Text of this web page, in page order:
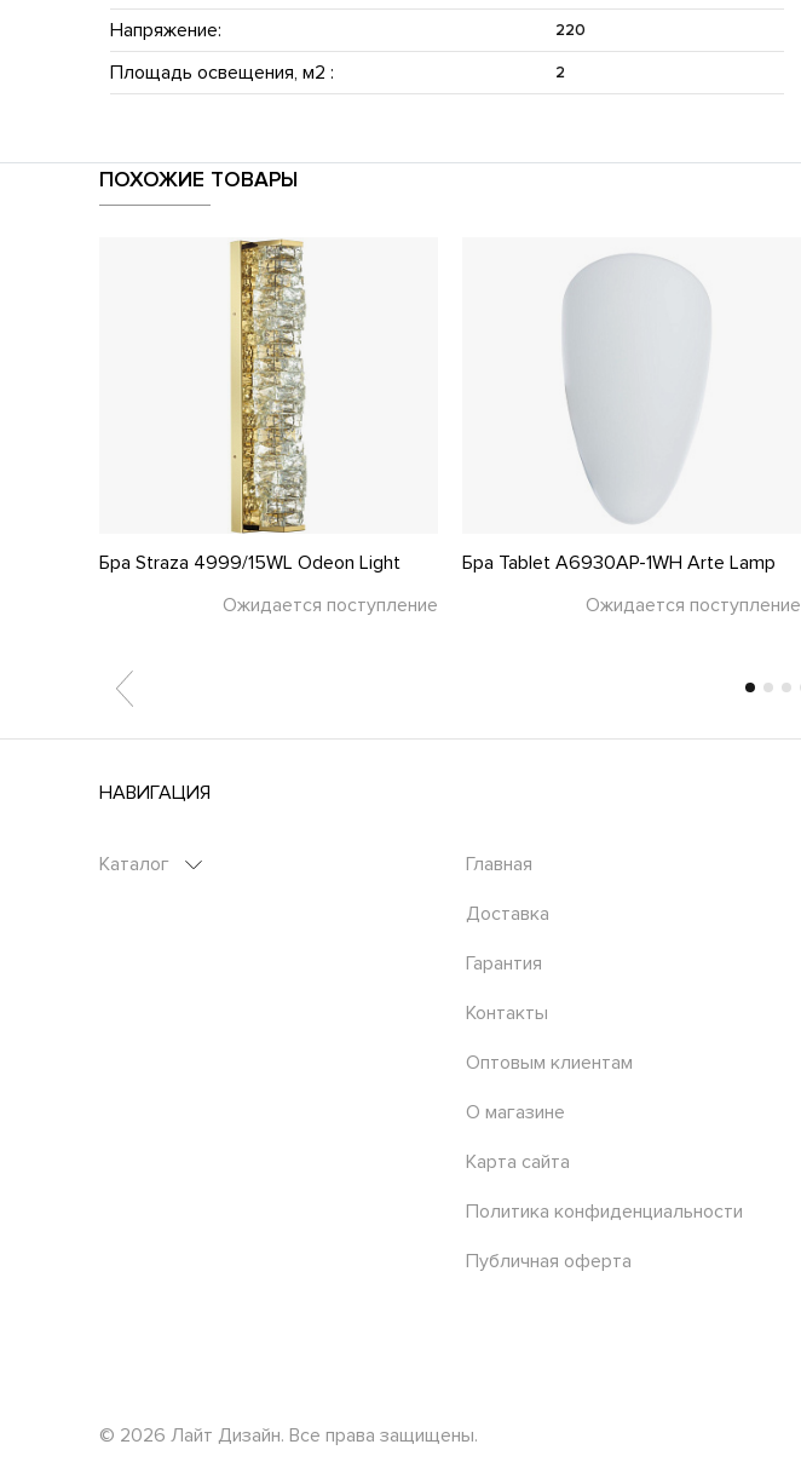
Напряжение: 220
Площадь освещения, м2 : 2
ПОХОЖИЕ ТОВАРЫ
Бра Straza 4999/15WL Odeon Light
Ожидается поступление
Бра Tablet A6930AP-1WH Arte Lamp
Ожидается поступление
НАВИГАЦИЯ
Каталог Главная
Доставка
Гарантия
Контакты
Оптовым клиентам
О магазине
Карта сайта
Политика конфиденциальности
Публичная оферта
© 2026 Лайт Дизайн. Все права защищены.